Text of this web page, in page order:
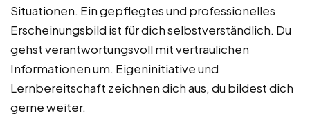
Situationen. Ein gepflegtes und professionelles
Erscheinungsbild ist für dich selbstverständlich. Du
gehst verantwortungsvoll mit vertraulichen
Informationen um. Eigeninitiative und
Lernbereitschaft zeichnen dich aus, du bildest dich
gerne weiter.